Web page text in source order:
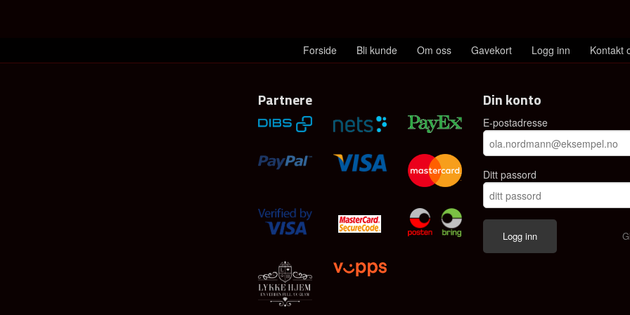
Forside Bli kunde Om oss Gavekort Logg inn Kontakt
Partnere Din konto
E-postadresse
Ditt passord